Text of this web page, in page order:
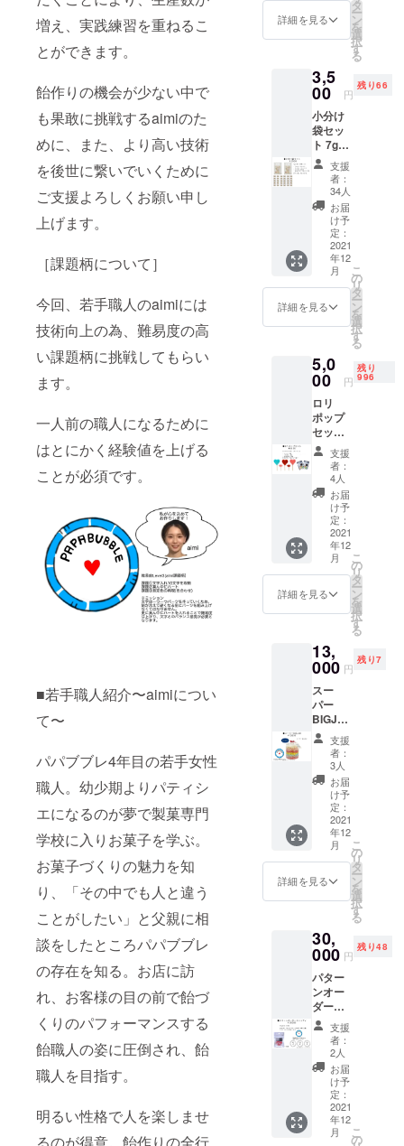
増え、実践練習を重ねるこ
とができます。
飴作りの機会が少ない中で
も果敢に挑戦するaimiのた
めに、また、より高い技術
を後世に繋いでいくために
ご支援よろしくお願い申し
上げます。
［課題柄について］
今回、若手職人のaimiには
技術向上の為、難易度の高
い課題柄に挑戦してもらい
ます。
一人前の職人になるために
はとにかく経験値を上げる
ことが必須です。
■若手職人紹介〜aimiについ
て〜
パパブブレ4年目の若手女性
職人。幼少期よりパティシ
エになるのが夢で製菓専門
学校に入りお菓子を学ぶ。
お菓子づくりの魅力を知
り、「その中でも人と違う
ことがしたい」と父親に相
談をしたところパパブブレ
の存在を知る。お店に訪
れ、お客様の目の前で飴づ
くりのパフォーマンスする
飴職人の姿に圧倒され、飴
職人を目指す。
明るい性格で人を楽しませ
項】 開
封後は
めにお
召し上
がりく
ださい
閉じる
着色料
102、赤
106、黄
4、黄
5、青
1、青
2） サ
ン
キュー
ミック
ス：砂
糖、水
飴／酸
味料、
香料、
着色料
（赤
102、赤
106、黄
4、黄
チタ
ン）
量】
40gBA
G×4袋
【賞味
期限】
製造日
より4ヶ
月 【保
存方
法】 24
度以下
の冷暗
存 【注
意事
なるべ
くお早
召し上
がりく
ださい
【原材
料】 砂
糖、水
味料、
香料、
着色料
（赤
102、赤
106、黄
4、黄
5、青
1、青
2、酸化
チタ
ン）
【お届
け】
12/25迄
にお届
け 【内
プ 2本
【賞味
期限】
製造日
より3ヶ
月 【保
存方
法】 24
度以下
の冷暗
所で保
存 【注
意事
項】 開
封後は
なるべ
くお早
ださい
詳細を見る
タ
ー
ン
を
選
択
す
る
3,5
00 円
残り66
小分け
袋セッ
ト 7g小
袋×30袋
セット
※15個入
が2個と
なりま
す。 フ
ルーツ
ミック
ス/サン
キュー
ミック
ス/ハー
トミッ
ス/aimi
オリジ
ナル
ミック
スがラ
ンダム
に入り
ます。
【原材
料】 砂
糖、水
飴／酸
味料、
香料、
着色料
（赤
102、赤
106、黄
1、青
2、酸化
チタ
ン）
【内容
量】
7g×30
袋 【賞
味期
限】 製
造日よ
り4ヶ月
【保存
方法】
24度以
下の冷
暗所で
開封後
はなる
早めに
お召し
上がり
くださ
い閉じ
支援
者：
34人
お届
け予
定：
2021
年12
月
詳細を見る
こ
の
リ
タ
ー
ン
を
選
択
す
る
5,0
00 円
残り
996
ロリ
ポップ
セット
ロリ
ポップ
×5本
40gBA
G×2袋 ※
色、味
はラン
ダムと
なりま
す。
【原材
料】 砂
糖、水
味料、
香料、
着色料
（赤
102、赤
106、黄
4、黄
5、青
1、青
2、酸化
チタ
ン）
【内容
量】 ロ
リポッ
プ 5本
40gキャ
味期
限】 製
造日よ
り3ヶ月
【保存
方法】
24度以
下の冷
暗所で
保存
【注意
事項】
開封後
はなる
べくお
支援
者：
4人
お届
け予
定：
2021
年12
月
詳細を見る
こ
の
リ
タ
ー
ン
を
選
択
す
る
13,
000 円
残り7
スー
パー
BIGJA
R パパ
ブブレ
のキャ
ンディ
約60袋
分が
入った
スー
パーBIG
JAR！
！※aimi
課題デ
ザイン
んなフ
レー
バーが
届くの
かは届
いてか
らのお
楽し
み。 約
7種類の
キャン
ディを
入れて
お届け
いたし
支援
者：
3人
お届
け予
定：
2021
年12
月
詳細を見る
こ
の
リ
タ
ー
ン
を
選
択
す
る
30,
000 円
残り48
パター
ンオー
ダー
セット
※プロ
ジェク
ト限定
柄入
40g×50
袋セッ
はaimi
支援
者：
2人
お届
け予
定：
2021
年12
月
こ
の